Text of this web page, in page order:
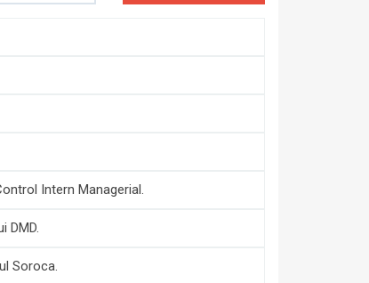
Intern Managerial.
DMD.
Soroca.